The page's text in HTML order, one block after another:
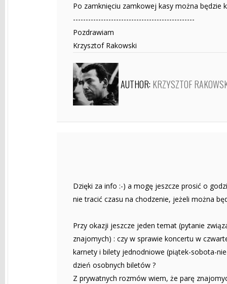
Po zamknięciu zamkowej kasy można będzie
------------------------------------------------
Pozdrawiam
Krzysztof Rakowski
AUTHOR: KRZYSZTOF
Dzięki za info :-) a mogę jeszcze prosić o
nie tracić czasu na chodzenie, jeżeli można
Przy okazji jeszcze jeden temat (pytanie
znajomych) : czy w sprawie koncertu w
karnety i bilety jednodniowe (piątek-sobota-
dzień osobnych biletów ?
Z prywatnych rozmów wiem, że parę